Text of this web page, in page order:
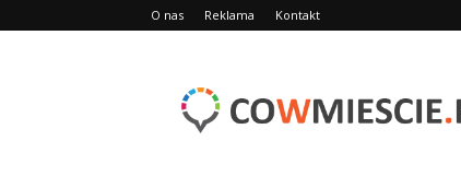
O nas Reklama Kontakt